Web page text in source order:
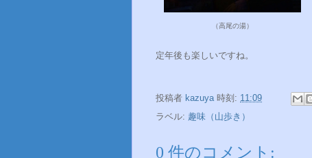
（高尾の湯）
定年後も楽しいですね。
投稿者 kazuya 時刻: 11:09
ラベル: 趣味（山歩き）
0 件のコメント: